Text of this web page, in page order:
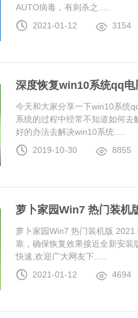
AUTO病毒，有则杀之.....
2021-01-12
3154
深度恢复win10系统qq
今天和大家分享一下win10系统
系统的过程中经常不知道如何
好的办法去解决win10系统.....
2019-10-30
8855
萝卜家园Win7 热门装机
萝卜家园Win7 热门装机版
靠，确保恢复效果接近全新安
快速,欢迎广大网友下.....
2021-01-12
4694